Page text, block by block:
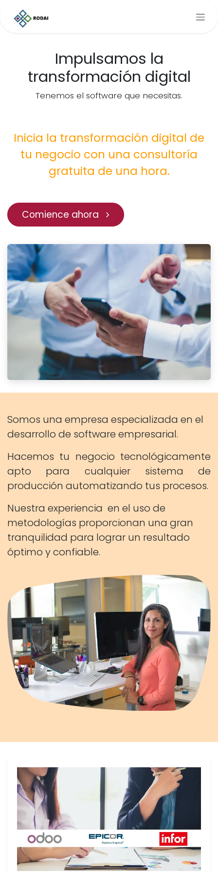
Impulsamos la
transformación digital
Tenemos el software que necesitas.
Inicia la transformación digital de
tu negocio con una consultoría
gratuita de una hora.
Comience ahora
Somos una empresa especializada en el
desarrollo de software empresarial.
Hacemos tu negocio tecnológicamente
apto para cualquier sistema de
producción automatizando tus procesos.
Nuestra experiencia en el uso de
metodologías proporcionan una gran
tranquilidad para lograr un resultado
óptimo y confiable.